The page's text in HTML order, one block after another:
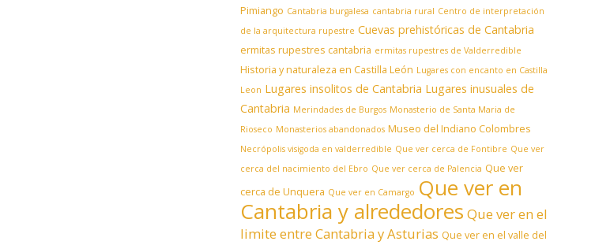
Pimiango Cantabria burgalesa cantabria rural Centro de interpretación
de la arquitectura rupestre Cuevas prehistóricas de Cantabria
ermitas rupestres cantabria ermitas rupestres de Valderredible
Historia y naturaleza en Castilla León Lugares con encanto en Castilla
Leon Lugares insolitos de Cantabria Lugares inusuales de
Cantabria Merindades de Burgos Monasterio de Santa Maria de
Rioseco Monasterios abandonados Museo del Indiano Colombres
Necrópolis visigoda en valderredible Que ver cerca de Fontibre Que ver
cerca del nacimiento del Ebro Que ver cerca de Palencia Que ver
cerca de Unquera Que ver en Camargo Que ver en
Cantabria y alrededores Que ver en el
limite entre Cantabria y Asturias Que ver en el valle del